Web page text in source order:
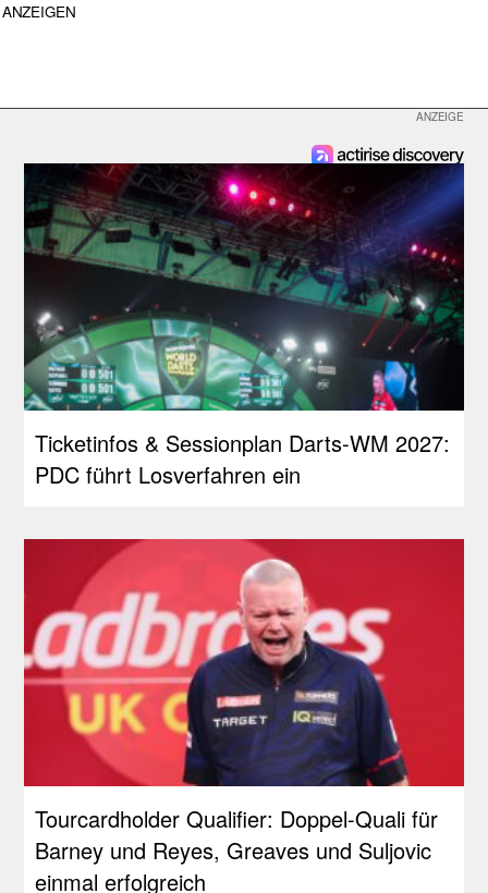
ANZEIGEN
Ticketinfos & Sessionplan Darts-WM 2027:
PDC führt Losverfahren ein
Tourcardholder Qualifier: Doppel-Quali für
Barney und Reyes, Greaves und Suljovic
einmal erfolgreich